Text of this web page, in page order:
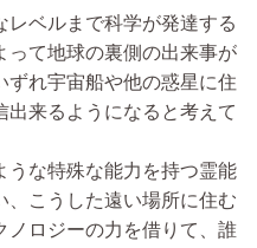
ベルまで科学が発達する
って地球の裏側の出来事が
ずれ宇宙船や他の惑星に住
出来るようになると考えて
な特殊な能力を持つ霊能
、こうした遠い場所に住む
ノロジーの力を借りて、誰